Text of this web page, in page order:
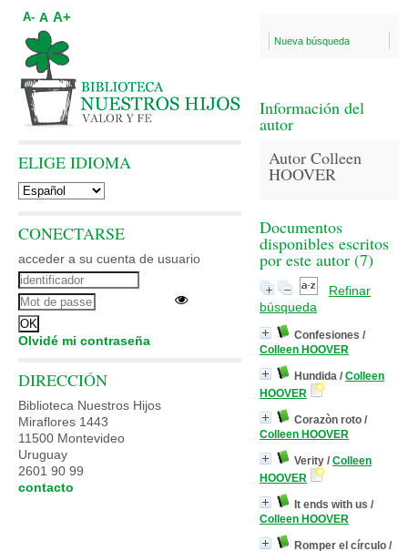
Nueva búsqueda
Información del
autor
Autor Colleen
HOOVER
Documentos
disponibles escritos
por este autor (7)
Refinar
búsqueda
Confesiones /
Colleen HOOVER
Hundida / Colleen
HOOVER
Corazòn roto /
Colleen HOOVER
Verity / Colleen
HOOVER
It ends with us /
Colleen HOOVER
Romper el círculo /
A- A A+
ELIGE IDIOMA
CONECTARSE
acceder a su cuenta de usuario
Olvidé mi contraseña
DIRECCIÓN
Biblioteca Nuestros Hijos
Miraflores 1443
11500 Montevideo
Uruguay
2601 90 99
contacto